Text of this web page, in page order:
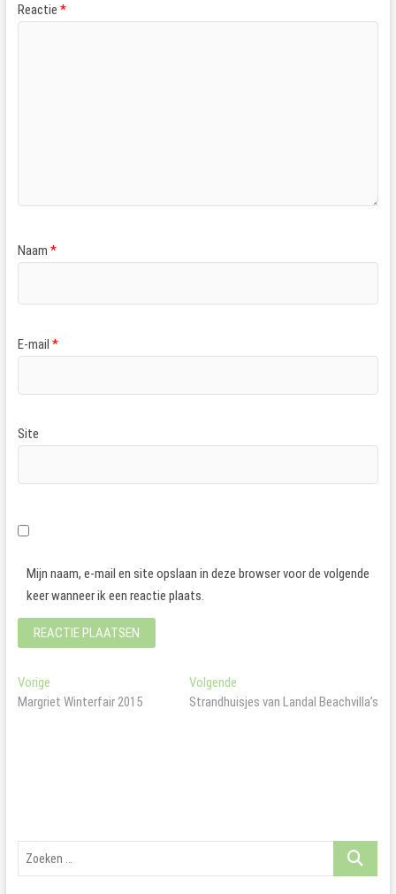
Reactie *
Naam *
E-mail *
Site
Mijn naam, e-mail en site opslaan in deze browser voor de volgende
keer wanneer ik een reactie plaats.
Bericht
navigatie
VorigeVorig
bericht:
Margriet Winterfair 2015
Volgende
bericht:
Strandhuisjes van Landal Beachvilla’s
Zoeken